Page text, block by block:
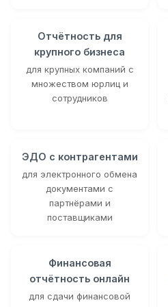
Отчётность для
крупного бизнеса
для крупных компаний с
множеством юрлиц и
сотрудников
ЭДО с контрагентами
для электронного обмена
документами с
партнёрами и
поставщиками
Финансовая
отчётность онлайн
для сдачи финансовой